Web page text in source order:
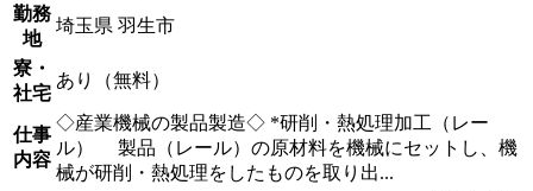
勤務
地
埼玉県 羽生市
寮・
社宅
あり（無料）
仕事
内容
◇産業機械の製品製造◇ *研削・熱処理加工（レー
ル） 製品（レール）の原材料を機械にセットし、機
械が研削・熱処理をしたものを取り出...